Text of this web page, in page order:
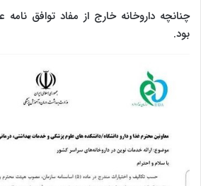
چنانچه داروخانه خارج از مفاد توافق
بود.